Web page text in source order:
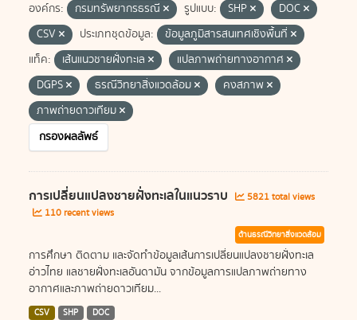
องค์กร: กรมทรัพยากรธรณี รูปแบบ: SHP
DOC
CSV
ประเภทชุดข้อมูล:
ข้อมูลภูมิสารสนเทศเชิงพื้นที่
แท็ค:
เส้นแนวชายฝั่งทะเล
แปลภาพถ่ายทางอากาศ
DGPS
ธรณีวิทยาสิ่งแวดล้อม
คงสภาพ
ภาพถ่ายดาวเทียม
กรองผลลัพธ์
การเปลี่ยนแปลงชายฝั่งทะเลในแนวราบ
5821 total views
110 recent views
ด้านธรณีวิทยาสิ่งแวดล้อม
การศึกษา ติดตาม และจัดทำข้อมูลเส้นการเปลี่ยนแปลงชายฝั่งทะเล
อ่าวไทย แลชายฝั่งทะเลอันดามัน จากข้อมูลการแปลภาพถ่ายทาง
อากาศและภาพถ่ายดาวเทียม...
CSV SHP DOC